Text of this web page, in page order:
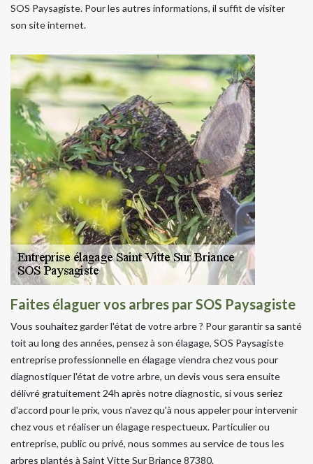
SOS Paysagiste. Pour les autres informations, il suffit de visiter
son site internet.
Faites élaguer vos arbres par SOS Paysagiste
Vous souhaitez garder l'état de votre arbre ? Pour garantir sa santé
toit au long des années, pensez à son élagage, SOS Paysagiste
entreprise professionnelle en élagage viendra chez vous pour
diagnostiquer l'état de votre arbre, un devis vous sera ensuite
délivré gratuitement 24h après notre diagnostic, si vous seriez
d'accord pour le prix, vous n'avez qu'à nous appeler pour intervenir
chez vous et réaliser un élagage respectueux. Particulier ou
entreprise, public ou privé, nous sommes au service de tous les
arbres plantés à Saint Vitte Sur Briance 87380.